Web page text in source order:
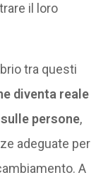
il loro
tra questi
diventa reale
persone,
adeguate per
A